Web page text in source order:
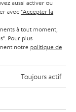
aussi activer ou
avec "Accepter la
à tout moment,
Pour plus
notre politique de
Toujours actif